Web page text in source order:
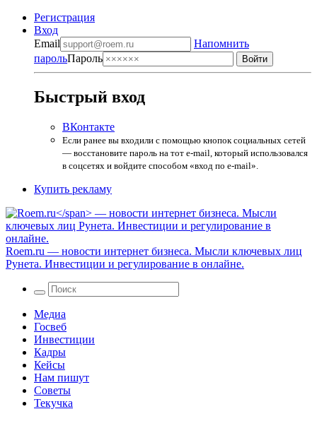
Регистрация
Вход
Email
Напомнить
парольПароль
Быстрый вход
ВКонтакте
Если ранее вы входили с помощью кнопок социальных сетей
— восстановите пароль на тот e-mail, который использовался
в соцсетях и войдите способом «вход по e-mail».
Купить рекламу
Roem.ru — новости интернет бизнеса. Мысли ключевых лиц
Рунета. Инвестиции и регулирование в онлайне.
Медиа
Госвеб
Инвестиции
Кадры
Кейсы
Нам пишут
Советы
Текучка